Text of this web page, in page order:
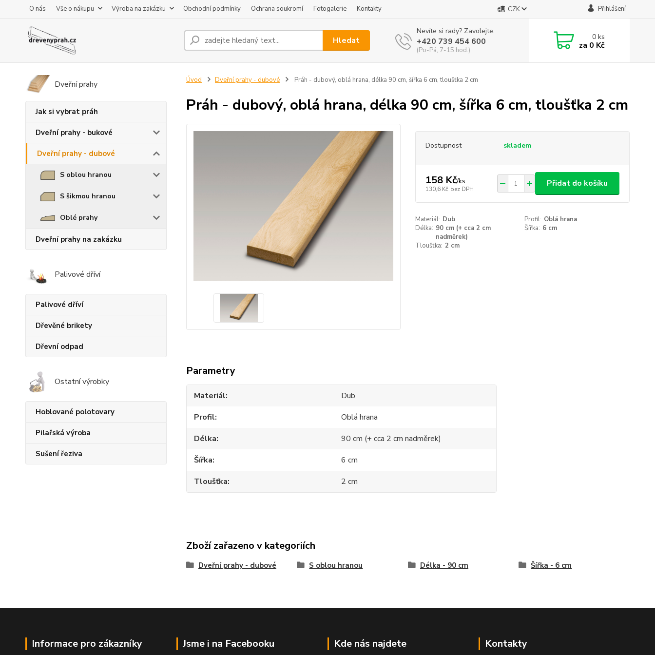
O nás Vše o nákupu Výroba na zakázku Obchodní podmínky Ochrana soukromí Fotogalerie Kontakty CZK Přihlášení
Hledat
Nevíte si rady? Zavolejte.
+420 739 454 600
(Po-Pá, 7-15 hod.)
0ks
za 0 Kč
Dveřní prahy
Jak si vybrat práh
Dveřní prahy - bukové
Dveřní prahy - dubové
S oblou hranou
S šikmou hranou
Oblé prahy
Dveřní prahy na zakázku
Palivové dříví
Palivové dříví
Dřevěné brikety
Dřevní odpad
Ostatní výrobky
Hoblované polotovary
Pilařská výroba
Sušení řeziva
Úvod Dveřní prahy - dubové Práh - dubový, oblá hrana, délka 90 cm, šířka 6 cm, tloušťka 2 cm
Práh - dubový, oblá hrana, délka 90 cm, šířka 6 cm, tloušťka 2 cm
Dostupnost skladem
158 Kč/ks
130,6 Kč bez DPH
Přidat do košíku
Materiál: Dub Profil: Oblá hrana
Délka: 90 cm (+ cca 2 cm
nadměrek)
Šířka: 6 cm
Tloušťka: 2 cm
Parametry
Materiál
Dub
Profil
Oblá hrana
Délka
90 cm (+ cca 2 cm nadměrek)
Šířka
6 cm
Tloušťka
2 cm
Zboží zařazeno v kategoriích
Dveřní prahy - dubové S oblou hranou Délka - 90 cm Šířka - 6 cm
Informace pro zákazníky Jsme i na Facebooku Kde nás najdete Kontakty